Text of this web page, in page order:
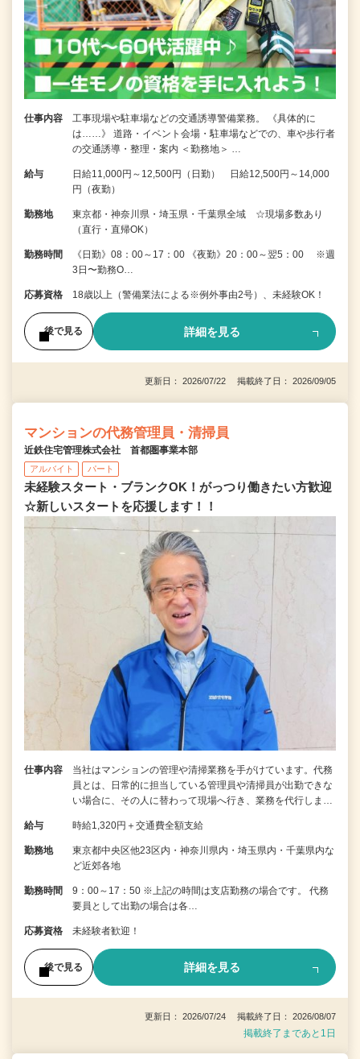
仕事内容
工事現場や駐車場などの交通誘導警備業務。 《具体的に
は……》 道路・イベント会場・駐車場などでの、車や歩行者
の交通誘導・整理・案内 ＜勤務地＞ …
給与
日給11,000円～12,500円（日勤） 日給12,500円～14,000
円（夜勤）
勤務地
東京都・神奈川県・埼玉県・千葉県全域 ☆現場多数あり
（直行・直帰OK）
勤務時間
《日勤》08：00～17：00 《夜勤》20：00～翌5：00 ※週
3日〜勤務O…
応募資格 18歳以上（警備業法による※例外事由2号）、未経験OK！
後で見る 詳細を見る
更新日： 2026/07/22 掲載終了日： 2026/09/05
マンションの代務管理員・清掃員
近鉄住宅管理株式会社 首都圏事業本部
アルバイト パート
未経験スタート・ブランクOK！がっつり働きたい方歓迎
☆新しいスタートを応援します！！
仕事内容
当社はマンションの管理や清掃業務を手がけています。代務
員とは、日常的に担当している管理員や清掃員が出勤できな
い場合に、その人に替わって現場へ行き、業務を代行しま…
給与 時給1,320円＋交通費全額支給
勤務地
東京都中央区他23区内・神奈川県内・埼玉県内・千葉県内な
ど近郊各地
勤務時間
9：00～17：50 ※上記の時間は支店勤務の場合です。 代務
要員として出勤の場合は各…
応募資格 未経験者歓迎！
後で見る 詳細を見る
更新日： 2026/07/24 掲載終了日： 2026/08/07
掲載終了まであと1日